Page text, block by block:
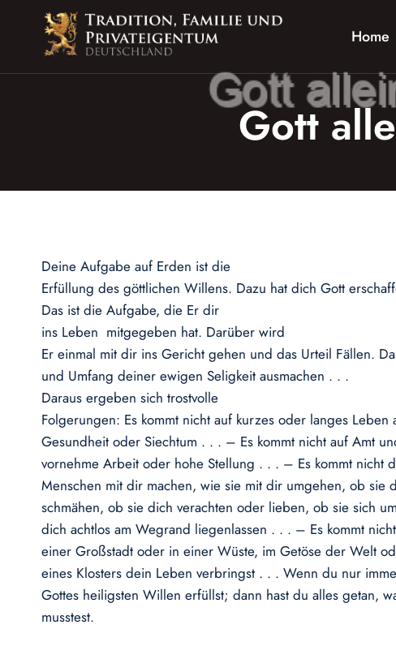
springen
Home
Gott
Deine Aufgabe auf Erden ist die
Erfüllung des göttlichen Willens. Dazu hat dich Gott
Das ist die Aufgabe, die Er dir
ins Leben mitgegeben hat. Darüber wird
Er einmal mit dir ins Gericht gehen und das Urteil Fällen.
und Umfang deiner ewigen Seligkeit ausmachen . . .
Daraus ergeben sich trostvolle
Folgerungen: Es kommt nicht auf kurzes oder langes Leben
Gesundheit oder Siechtum . . . – Es kommt nicht auf Amt
vornehme Arbeit oder hohe Stellung . . . – Es kommt nicht
Menschen mit dir machen, wie sie mit dir umgehen, ob sie
schmähen, ob sie dich verachten oder lieben, ob sie sich
dich achtlos am Wegrand liegenlassen . . . – Es kommt
einer Großstadt oder in einer Wüste, im Getöse der Welt
eines Klosters dein Leben verbringst . . . Wenn du nur
Gottes heiligsten Willen erfüllst; dann hast du alles getan,
musstest.